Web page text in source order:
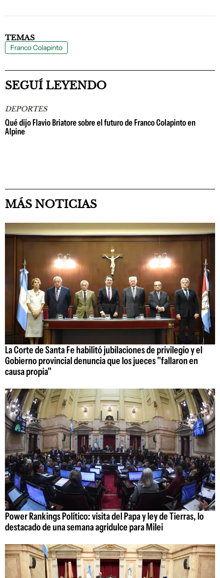
TEMAS
Franco Colapinto
SEGUÍ LEYENDO
DEPORTES
Qué dijo Flavio Briatore sobre el futuro de Franco Colapinto en
Alpine
MÁS NOTICIAS
La Corte de Santa Fe habilitó jubilaciones de privilegio y el
Gobierno provincial denuncia que los jueces "fallaron en
causa propia"
Power Rankings Político: visita del Papa y ley de Tierras, lo
destacado de una semana agridulce para Milei